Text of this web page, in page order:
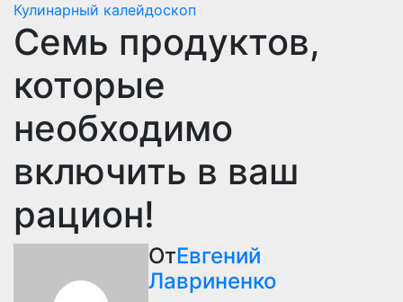
Кулинарный калейдоскоп
Семь продуктов,
которые
необходимо
включить в ваш
рацион!
ОтЕвгений
Лавриненко